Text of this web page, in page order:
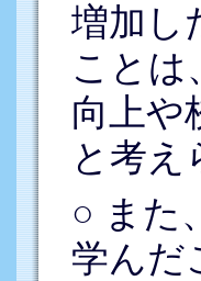
増加し
ことは
向上や
と考え
○ また
学んだ